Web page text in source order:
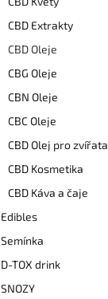
CBD Extrakty
CBD Oleje
CBG Oleje
CBN Oleje
CBC Oleje
CBD Olej pro zvířata
CBD Kosmetika
CBD Káva a čaje
Edibles
Semínka
D-TOX drink
SNOZY